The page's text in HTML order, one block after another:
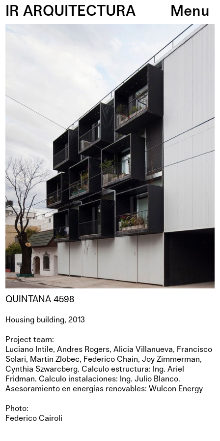
IR ARQUITECTURA Menu
QUINTANA 4598
Housing building, 2013
Project team:
Luciano Intile, Andres Rogers, Alicia Villanueva, Francisco
Solari, Martin Zlobec, Federico Chain, Joy Zimmerman,
Cynthia Szwarcberg. Calculo estructura: Ing. Ariel
Fridman. Calculo instalaciones: Ing. Julio Blanco.
Asesoramiento en energías renovables: Wulcon Energy
Photo:
Federico Cairoli